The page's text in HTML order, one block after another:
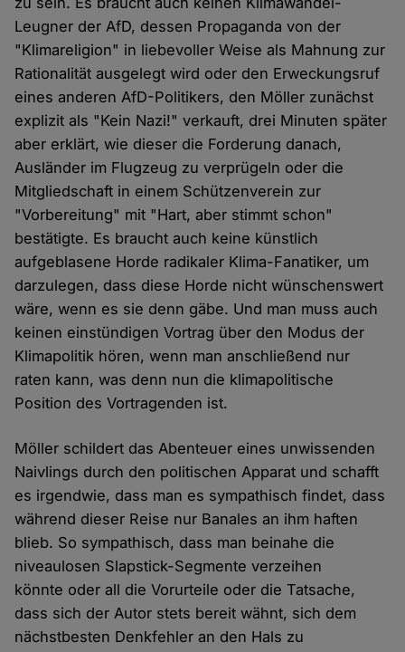
Leugner der AfD, dessen Propaganda von der
"Klimareligion" in liebevoller Weise als Mahnung zur
Rationalität ausgelegt wird oder den Erweckungsruf
eines anderen AfD-Politikers, den Möller zunächst
explizit als "Kein Nazi!" verkauft, drei Minuten später
aber erklärt, wie dieser die Forderung danach,
Ausländer im Flugzeug zu verprügeln oder die
Mitgliedschaft in einem Schützenverein zur
"Vorbereitung" mit "Hart, aber stimmt schon"
bestätigte. Es braucht auch keine künstlich
aufgeblasene Horde radikaler Klima-Fanatiker, um
darzulegen, dass diese Horde nicht wünschenswert
wäre, wenn es sie denn gäbe. Und man muss auch
keinen einstündigen Vortrag über den Modus der
Klimapolitik hören, wenn man anschließend nur
raten kann, was denn nun die klimapolitische
Position des Vortragenden ist.
Möller schildert das Abenteuer eines unwissenden
Naivlings durch den politischen Apparat und schafft
es irgendwie, dass man es sympathisch findet, dass
während dieser Reise nur Banales an ihm haften
blieb. So sympathisch, dass man beinahe die
niveaulosen Slapstick-Segmente verzeihen
könnte oder all die Vorurteile oder die Tatsache,
dass sich der Autor stets bereit wähnt, sich dem
nächstbesten Denkfehler an den Hals zu